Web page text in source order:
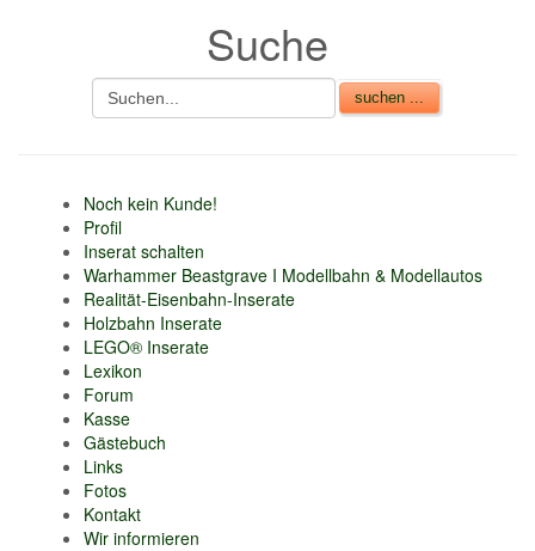
Suche
Noch kein Kunde!
Profil
Inserat schalten
Warhammer Beastgrave I Modellbahn & Modellautos
Realität-Eisenbahn-Inserate
Holzbahn Inserate
LEGO® Inserate
Lexikon
Forum
Kasse
Gästebuch
Links
Fotos
Kontakt
Wir informieren